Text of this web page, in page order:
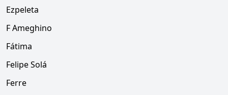
Ezpeleta
F Ameghino
Fátima
Felipe Solá
Ferre